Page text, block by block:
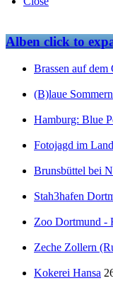
Albenclick to
Brassen auf dem
(B)laue
Hamburg: Blue
Fotojagd im
Brunsbüttel bei
Stah3hafen
Zoo Dortmund -
Zeche Zollern
Kokerei Hansa